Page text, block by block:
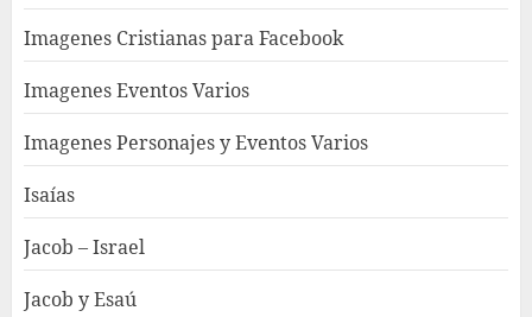
Imagenes Cristianas para Facebook
Imagenes Eventos Varios
Imagenes Personajes y Eventos Varios
Isaías
Jacob – Israel
Jacob y Esaú